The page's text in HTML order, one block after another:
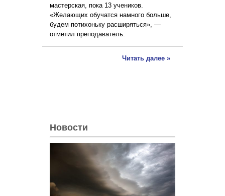
мастерская, пока 13 учеников.
«Желающих обучатся намного больше,
будем потихоньку расширяться», —
отметил преподаватель.
Читать далее »
Новости